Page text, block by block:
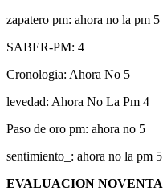
zapatero pm: ahora no la pm 5
SABER-PM: 4
Cronologia: Ahora No 5
levedad: Ahora No La Pm 4
Paso de oro pm: ahora no 5
sentimiento_: ahora no la pm 5
EVALUACION NOVENTA